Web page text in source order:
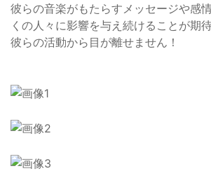
彼らの音楽がもたらすメッセージや感
くの人々に影響を与え続けることが期
彼らの活動から目が離せません！